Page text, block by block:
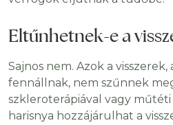
Eltűnhetnek-e a
Sajnos nem. Azok a
fennállnak, nem szűnnek
szkleroterápiával vagy
harisnya hozzájárulhat a